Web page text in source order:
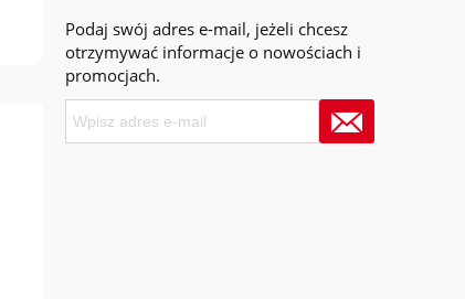
Podaj swój adres e-mail, jeżeli chcesz
otrzymywać informacje o nowościach i
promocjach.